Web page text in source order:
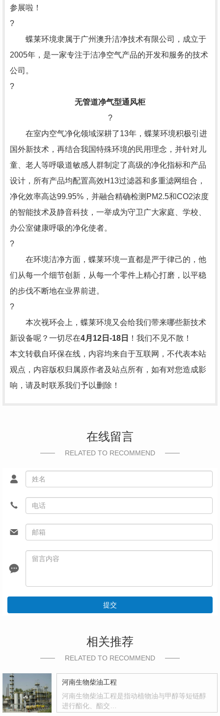
参展啦！
?
蝶莱环境隶属于广州澳升洁净技术有限公司，成立于
2005年，是一家专注于洁净空气产品的开发和服务的技术
公司。
?
无管道净气型通风柜
?
在室内空气净化领域深耕了13年，蝶莱环境积极引进
国外新技术，再结合我国特殊环境的民用理念，并针对儿
童、老人等呼吸道敏感人群制定了高级的净化指标和产品
设计，所有产品均配置高效H13过滤器和多重滤网组合，
净化效率高达99.95%，并融合精确检测PM2.5和CO2浓度
的智能技术及静音科技，一举成为守卫广大家庭、学校、
办公室健康呼吸的净化使者。
?
在环境洁净方面，蝶莱环境一直都是严于律己的，他
们从每一个细节创新，从每一个零件上精心打磨，以平稳
的步伐不断地在业界前进。
?
本次视环会上，蝶莱环境又会给我们带来哪些新技术
新设备呢？一切尽在4月12日-18日
！我们不见不散！
本文转载自环保在线，内容均来自于互联网，不代表本站
观点，内容版权归属原作者及站点所有，如有对您造成影
响，请及时联系我们予以删除！
在线留言
RELATED TO RECOMMEND
提交
相关推荐
RELATED TO RECOMMEND
河南生物柴油工程
河南生物柴油工程是指动植物油与甲醇等短链醇
进行酯化、酯交…